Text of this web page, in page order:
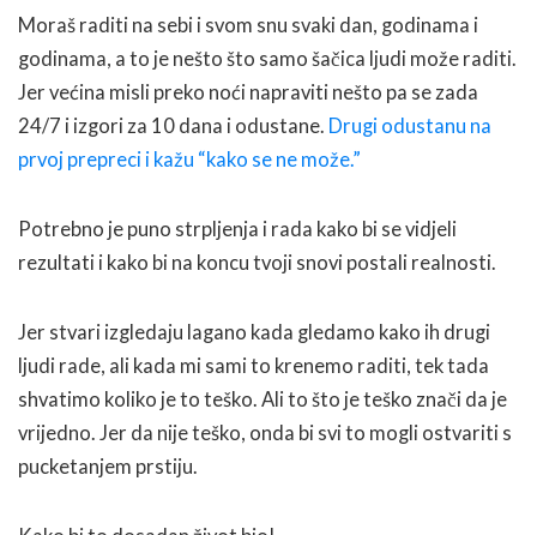
Moraš raditi na sebi i svom snu svaki dan, godinama i
godinama, a to je nešto što samo šačica ljudi može raditi.
Jer većina misli preko noći napraviti nešto pa se zada
24/7 i izgori za 10 dana i odustane. Drugi odustanu na
prvoj prepreci i kažu “kako se ne može.”
Potrebno je puno strpljenja i rada kako bi se vidjeli
rezultati i kako bi na koncu tvoji snovi postali realnosti.
Jer stvari izgledaju lagano kada gledamo kako ih drugi
ljudi rade, ali kada mi sami to krenemo raditi, tek tada
shvatimo koliko je to teško. Ali to što je teško znači da je
vrijedno. Jer da nije teško, onda bi svi to mogli ostvariti s
pucketanjem prstiju.